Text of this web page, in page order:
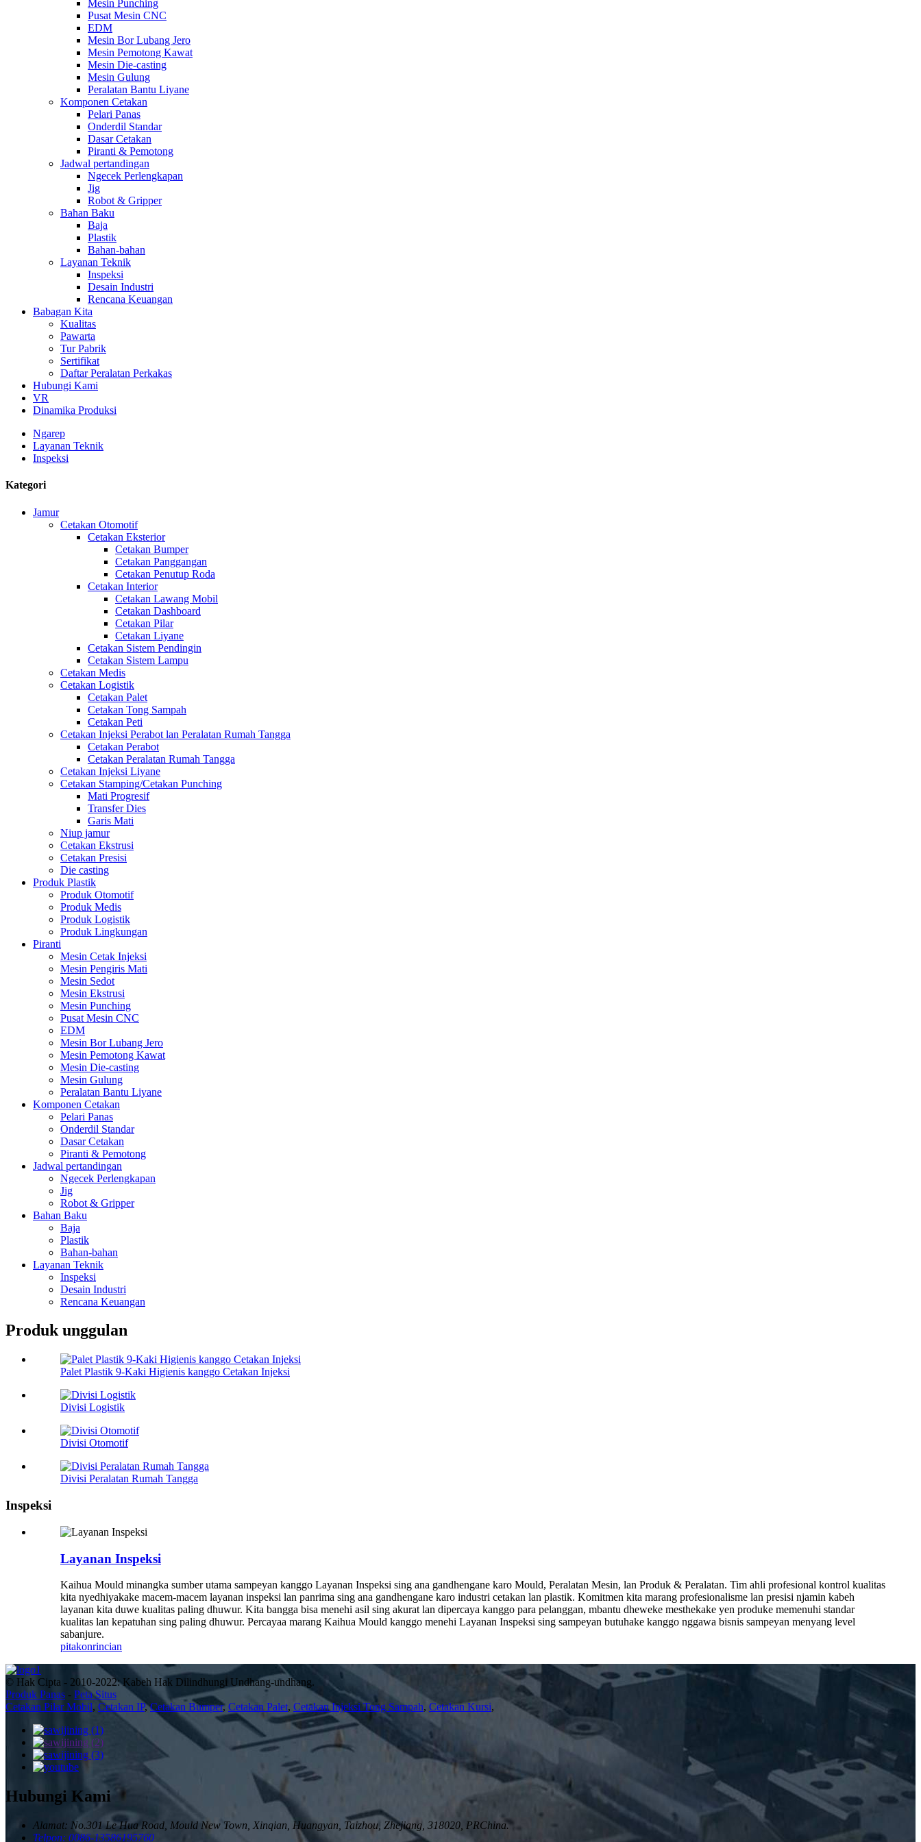
Mesin Punching
Pusat Mesin CNC
EDM
Mesin Bor Lubang Jero
Mesin Pemotong Kawat
Mesin Die-casting
Mesin Gulung
Peralatan Bantu Liyane
Komponen Cetakan
Pelari Panas
Onderdil Standar
Dasar Cetakan
Piranti & Pemotong
Jadwal pertandingan
Ngecek Perlengkapan
Jig
Robot & Gripper
Bahan Baku
Baja
Plastik
Bahan-bahan
Layanan Teknik
Inspeksi
Desain Industri
Rencana Keuangan
Babagan Kita
Kualitas
Pawarta
Tur Pabrik
Sertifikat
Daftar Peralatan Perkakas
Hubungi Kami
VR
Dinamika Produksi
Ngarep
Layanan Teknik
Inspeksi
Kategori
Jamur
Cetakan Otomotif
Cetakan Eksterior
Cetakan Bumper
Cetakan Panggangan
Cetakan Penutup Roda
Cetakan Interior
Cetakan Lawang Mobil
Cetakan Dashboard
Cetakan Pilar
Cetakan Liyane
Cetakan Sistem Pendingin
Cetakan Sistem Lampu
Cetakan Medis
Cetakan Logistik
Cetakan Palet
Cetakan Tong Sampah
Cetakan Peti
Cetakan Injeksi Perabot lan Peralatan Rumah Tangga
Cetakan Perabot
Cetakan Peralatan Rumah Tangga
Cetakan Injeksi Liyane
Cetakan Stamping/Cetakan Punching
Mati Progresif
Transfer Dies
Garis Mati
Niup jamur
Cetakan Ekstrusi
Cetakan Presisi
Die casting
Produk Plastik
Produk Otomotif
Produk Medis
Produk Logistik
Produk Lingkungan
Piranti
Mesin Cetak Injeksi
Mesin Pengiris Mati
Mesin Sedot
Mesin Ekstrusi
Mesin Punching
Pusat Mesin CNC
EDM
Mesin Bor Lubang Jero
Mesin Pemotong Kawat
Mesin Die-casting
Mesin Gulung
Peralatan Bantu Liyane
Komponen Cetakan
Pelari Panas
Onderdil Standar
Dasar Cetakan
Piranti & Pemotong
Jadwal pertandingan
Ngecek Perlengkapan
Jig
Robot & Gripper
Bahan Baku
Baja
Plastik
Bahan-bahan
Layanan Teknik
Inspeksi
Desain Industri
Rencana Keuangan
Produk unggulan
Palet Plastik 9-Kaki Higienis kanggo Cetakan Injeksi
Divisi Logistik
Divisi Otomotif
Divisi Peralatan Rumah Tangga
Inspeksi
Layanan Inspeksi
Kaihua Mould minangka sumber utama sampeyan kanggo Layanan Inspeksi sing ana gandhengane karo Mould, Peralatan Mesin, lan Produk & Peralatan. Tim ahli profesional kontrol kualitas
kita nyedhiyakake macem-macem layanan inspeksi lan panrima sing ana gandhengane karo industri cetakan lan plastik. Komitmen kita marang profesionalisme lan presisi njamin kabeh
layanan kita duwe kualitas paling dhuwur. Kita bangga bisa menehi asil sing akurat lan dipercaya kanggo para pelanggan, mbantu dheweke mesthekake yen produke memenuhi standar
kualitas lan kepatuhan sing paling dhuwur. Percayaa marang Kaihua Mould kanggo menehi Layanan Inspeksi sing sampeyan butuhake kanggo nggawa bisnis sampeyan menyang level
sabanjure.
pitakonrincian
© Hak Cipta - 2010-2022: Kabeh Hak Dilindhungi Undhang-undhang.
Produk Panas - Peta Situs
Cetakan Pilar Mobil, Cetakan IP,Cetakan Bumper, Cetakan Palet, Cetakan Injeksi Tong Sampah, Cetakan Kursi,
Hubungi Kami
Alamat: No.301 Le Hua Road, Mould New Town, Xinqian, Huangyan, Taizhou, Zhejiang, 318020, PRChina.
Telpon: 0086-13586195760